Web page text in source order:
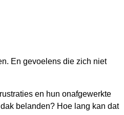
En gevoelens die zich niet
en hun onafgewerkte
belanden? Hoe lang kan dat